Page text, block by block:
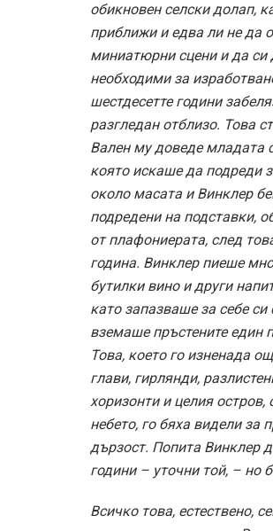
обикновен селски долап,
приближи и едва ли не да
миниатюрни сцени и да си
необходими за
шестдесетте години
разгледан отблизо. Това
Вален му доведе младата
която искаше да подреди
около масата и Винклер
подредени на подставки,
от плафониерата, след
година. Винклер пиеше
бутилки вино и други
като запазваше за себе
вземаше пръстените един
Това, което го изненада
глави, гирлянди,
хоризонти и целия
небето, го бяха видели за
дързост. Попита Винклер
години – уточни той, – но
Всичко това, естествено,